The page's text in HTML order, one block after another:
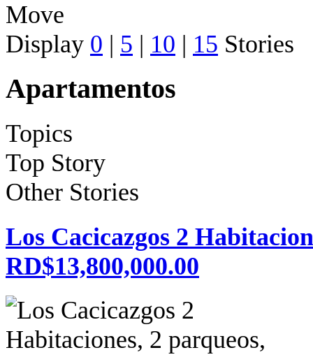
Move
Display 0 | 5 | 10 | 15 Stories
Apartamentos
Topics
Top Story
Other Stories
Los Cacicazgos 2
RD$13,800,000.00